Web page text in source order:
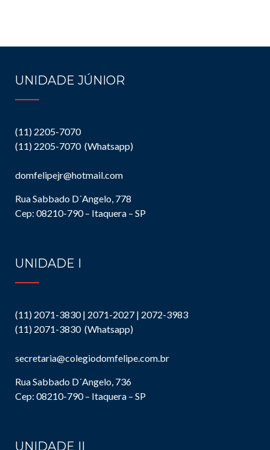
UNIDADE JÚNIOR
(11) 2205-7070
(11) 2205-7070 (Whatsapp)
domfelipejr@hotmail.com
Rua Sabbado D´Angelo, 778
Cep: 08210-790 – Itaquera – SP
UNIDADE I
(11) 2071-3830 | 2071-2027 | 2072-3983
(11) 2071-3830 (Whatsapp)
secretaria@colegiodomfelipe.com.br
Rua Sabbado D´Angelo, 736
Cep: 08210-790 – Itaquera – SP
UNIDADE II